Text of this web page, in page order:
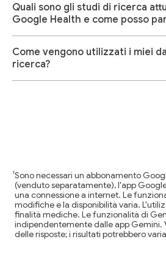
Quali sono gli studi di ricerca
Google Health e come posso
Come vengono utilizzati i miei
ricerca?
Sono necessari un abbonamento
(venduto separatamente), l'app
una connessione a internet. Le
modifiche e la disponibilità varia.
finalità mediche. Le funzionalità di
indipendentemente dalle app Gemini.
delle risposte; i risultati potrebbero